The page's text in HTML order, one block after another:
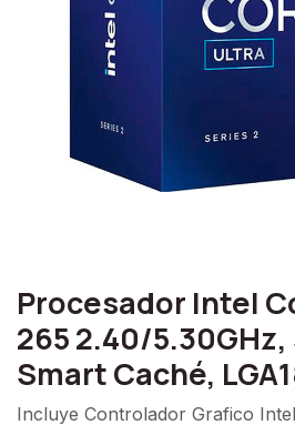
Procesador Intel
265 2.40/5.30GHz,
Smart Caché,
Incluye Controlador Grafico